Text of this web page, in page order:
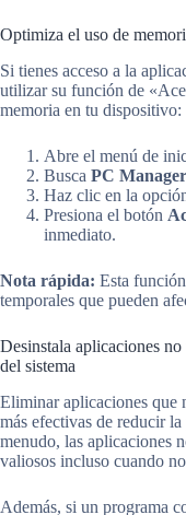
Optimiza el uso de
Si tienes acceso a la
utilizar su función de
memoria en tu dispositivo:
Abre el menú de
Busca PC Manager
Haz clic en la
Presiona el botón
inmediato.
Nota rápida: Esta
temporales que pueden
Desinstala aplicaciones
del sistema
Eliminar aplicaciones que
más efectivas de reducir
menudo, las aplicaciones
valiosos incluso cuando
Además, si un programa